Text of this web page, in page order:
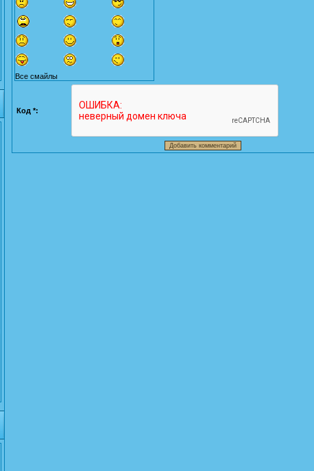
Все смайлы
Код *: